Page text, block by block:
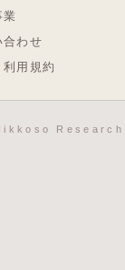
合わせ
用規約